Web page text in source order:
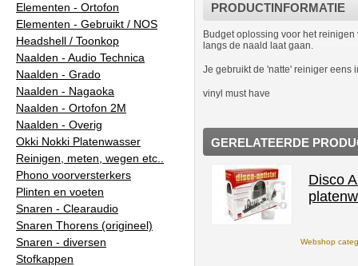
Elementen - Ortofon
Elementen - Gebruikt / NOS
Headshell / Toonkop
Naalden - Audio Technica
Naalden - Grado
Naalden - Nagaoka
Naalden - Ortofon 2M
Naalden - Overig
Okki Nokki Platenwasser
Reinigen, meten, wegen etc..
Phono voorversterkers
Plinten en voeten
Snaren - Clearaudio
Snaren Thorens (origineel)
Snaren - diversen
Stofkappen
PRODUCTINFORMATIE
Budget oplossing voor het
langs de naald laat gaan.
Je gebruikt de 'natte' reiniger
vinyl must have
GERELATEERDE
Disco
Webshop